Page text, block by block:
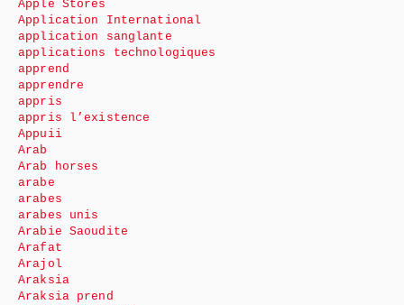
Apple Stores
Application International
application sanglante
applications technologiques
apprend
apprendre
appris
appris l’existence
Appuii
Arab
Arab horses
arabe
arabes
arabes unis
Arabie Saoudite
Arafat
Arajol
Araksia
Araksia prend